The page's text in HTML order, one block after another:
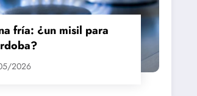
fría: ¿un misil para
2026